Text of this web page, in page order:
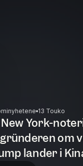
13 Touko
York-
om
lander i